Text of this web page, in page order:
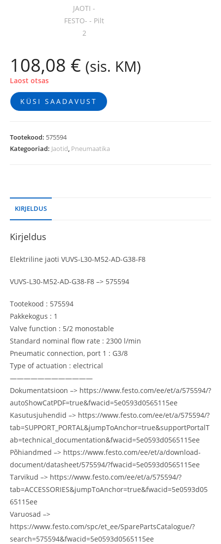
108,08 € (sis. KM)
Laost otsas
KÜSI SAADAVUST
Tootekood: 575594
Kategooriad: Jaotid, Pneumaatika
KIRJELDUS
Kirjeldus
Elektriline jaoti VUVS-L30-M52-AD-G38-F8
VUVS-L30-M52-AD-G38-F8 –> 575594
Tootekood : 575594
Pakkekogus : 1
Valve function : 5/2 monostable
Standard nominal flow rate : 2300 l/min
Pneumatic connection, port 1 : G3/8
Type of actuation : electrical
————————————
Dokumentatsioon –> https://www.festo.com/ee/et/a/575594/?
autoShowCatPDF=true&fwacid=5e0593d0565115ee
Kasutusjuhendid –> https://www.festo.com/ee/et/a/575594/?
tab=SUPPORT_PORTAL&jumpToAnchor=true&supportPortalT
ab=technical_documentation&fwacid=5e0593d0565115ee
Põhiandmed –> https://www.festo.com/ee/et/a/download-
document/datasheet/575594/?fwacid=5e0593d0565115ee
Tarvikud –> https://www.festo.com/ee/et/a/575594/?
tab=ACCESSORIES&jumpToAnchor=true&fwacid=5e0593d05
65115ee
Varuosad –>
https://www.festo.com/spc/et_ee/SparePartsCatalogue/?
search=575594&fwacid=5e0593d0565115ee